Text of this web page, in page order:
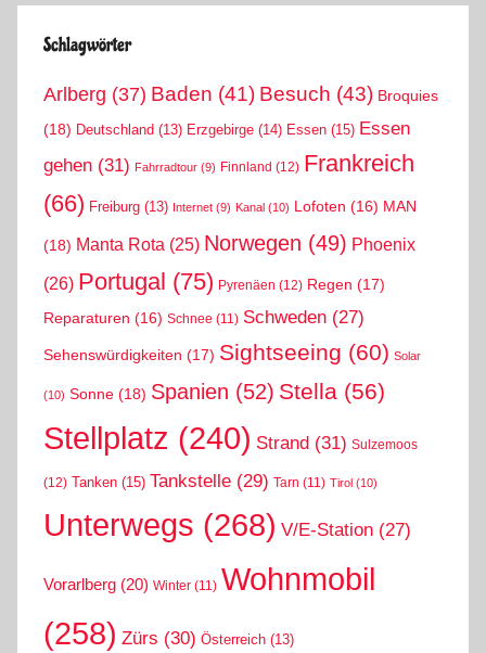
Schlagwörter
Arlberg (37) Baden (41) Besuch (43) Broquies
(18) Deutschland (13) Erzgebirge (14) Essen (15) Essen
gehen (31) Fahrradtour (9) Finnland (12) Frankreich
(66) Freiburg (13) Internet (9) Kanal (10) Lofoten (16) MAN
(18) Manta Rota (25) Norwegen (49) Phoenix
(26) Portugal (75) Pyrenäen (12) Regen (17)
Reparaturen (16) Schnee (11) Schweden (27)
Sehenswürdigkeiten (17) Sightseeing (60) Solar
(10) Sonne (18) Spanien (52) Stella (56)
Stellplatz (240) Strand (31) Sulzemoos
(12) Tanken (15) Tankstelle (29) Tarn (11) Tirol (10)
Unterwegs (268) V/E-Station (27)
Vorarlberg (20) Winter (11) Wohnmobil
(258) Zürs (30) Österreich (13)